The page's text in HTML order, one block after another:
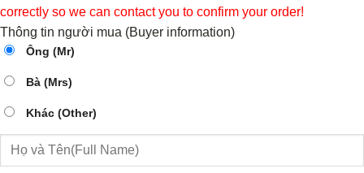
correctly so we can contact you to confirm your order!
Thông tin người mua (Buyer information)
Ông (Mr)
Bà (Mrs)
Khác (Other)